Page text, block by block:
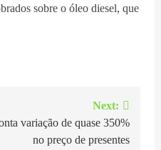
sobre o óleo diesel, que
Next:
variação de quase 350%
no preço de presentes